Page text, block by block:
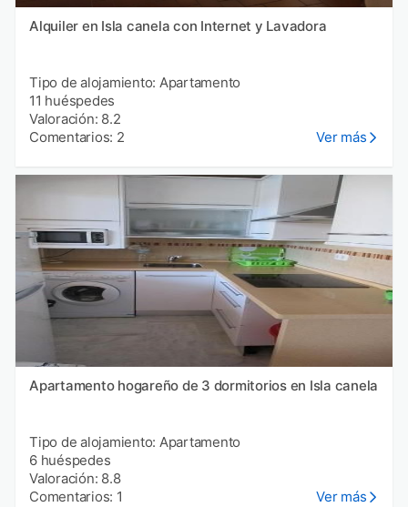
Alquiler en Isla canela con Internet y Lavadora
Tipo de alojamiento: Apartamento
11 huéspedes
Valoración: 8.2
Comentarios: 2
Ver más
Apartamento hogareño de 3 dormitorios en Isla canela
Tipo de alojamiento: Apartamento
6 huéspedes
Valoración: 8.8
Comentarios: 1
Ver más